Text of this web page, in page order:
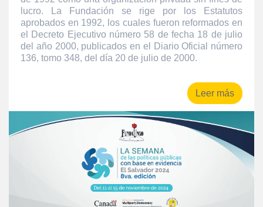
lucro. La Fundación se rige por los Estatutos
aprobados en 1992, los cuales fueron reformados en
el Decreto Ejecutivo número 58 de fecha 18 de julio
del año 2000, publicados en el Diario Oficial número
136, tomo 348, del día 20 de julio de 2000.
Leer más